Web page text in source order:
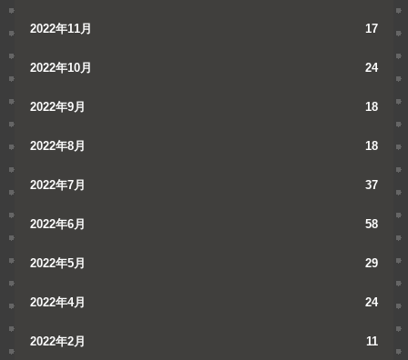
2022年11月 17
2022年10月 24
2022年9月 18
2022年8月 18
2022年7月 37
2022年6月 58
2022年5月 29
2022年4月 24
2022年2月 11